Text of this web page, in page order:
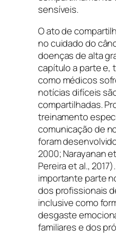
sensíveis.
O ato de
no cuidado do
doenças de alta
capítulo a parte e,
como médicos
notícias difíceis
compartilhadas.
treinamento
comunicação de
foram
2000; Narayanan
Pereira et al.,
importante parte
dos profissionais
inclusive como
desgaste
familiares e dos